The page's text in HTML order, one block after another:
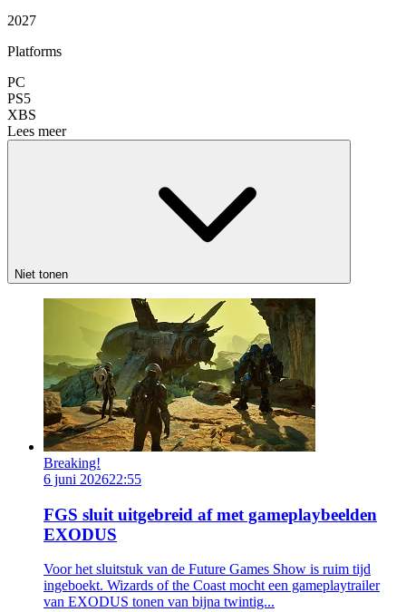
2027
Platforms
PC
PS5
XBS
Lees meer
Niet tonen
Breaking!
6 juni 202622:55
FGS sluit uitgebreid af met gameplaybeelden
EXODUS
Voor het sluitstuk van de Future Games Show is ruim tijd
ingeboekt. Wizards of the Coast mocht een gameplaytrailer
van EXODUS tonen van bijna twintig...